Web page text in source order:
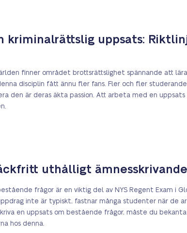
kriminalrättslig uppsats:
finner området brottsrättslighet spännande att lära
disciplin fått ännu fler fans. Fler och fler
den är deras äkta passion. Att arbeta med en uppsats
uthålligt ämnesskrivande
frågor är en viktig del av NYS Regent Exam i
inte är typiskt, fastnar många studenter när de
en uppsats om bestående frågor, måste du
hos denna.